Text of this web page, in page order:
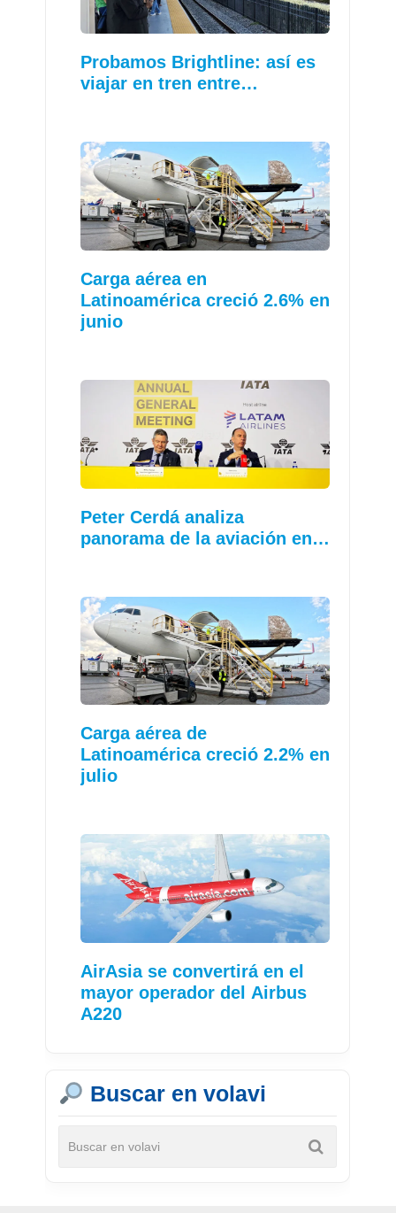
Probamos Brightline: así es
viajar en tren entre…
Carga aérea en
Latinoamérica creció 2.6% en
junio
Peter Cerdá analiza
panorama de la aviación en…
Carga aérea de
Latinoamérica creció 2.2% en
julio
AirAsia se convertirá en el
mayor operador del Airbus
A220
Buscar en volavi